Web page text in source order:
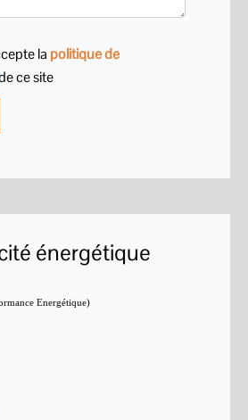
la politique de
ce site
énergétique
Energétique)